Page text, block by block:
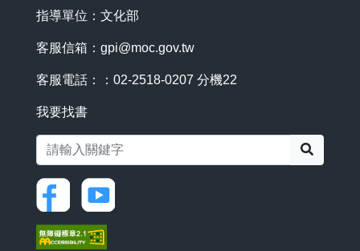
指導單位：文化部
客服信箱： gpi@moc.gov.tw
客服電話：：02-2518-0207 分機22
我要找書